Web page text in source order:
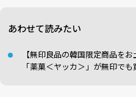
あわせて読みたい
【無印良品の韓国限定商品を
「薬菓＜ヤッカ＞」が無印でも